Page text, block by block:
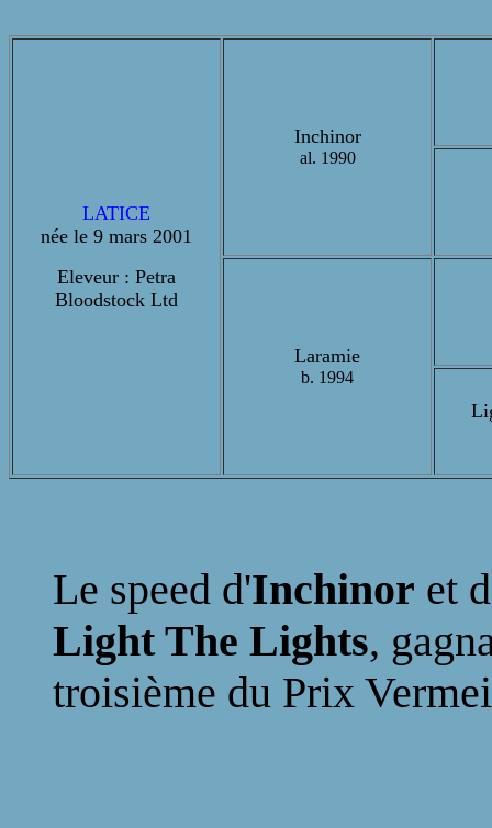
LATICE
née le 9 mars 2001
Eleveur : Petra
Bloodstock Ltd
Inchinor
al. 1990
Laramie
b. 1994
Le speed d'Inchinor et
Light The Lights,
troisième du Prix